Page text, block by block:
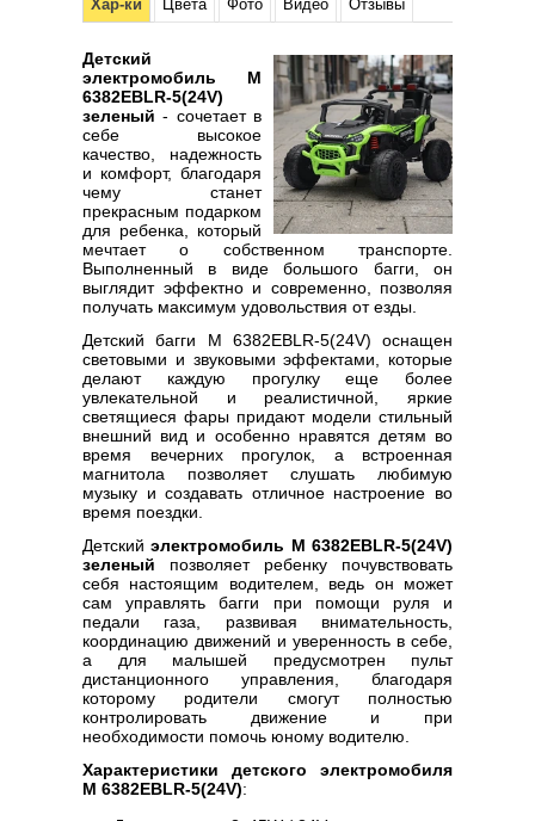
Хар-ки Цвета Фото Видео Отзывы
Детский
электромобиль M
6382EBLR-5(24V)
зеленый - сочетает в
себе высокое
качество, надежность
и комфорт, благодаря
чему станет
прекрасным подарком
для ребенка, который
мечтает о собственном транспорте.
Выполненный в виде большого багги, он
выглядит эффектно и современно, позволяя
получать максимум удовольствия от езды.
Детский багги M 6382EBLR-5(24V) оснащен
световыми и звуковыми эффектами, которые
делают каждую прогулку еще более
увлекательной и реалистичной, яркие
светящиеся фары придают модели стильный
внешний вид и особенно нравятся детям во
время вечерних прогулок, а встроенная
магнитола позволяет слушать любимую
музыку и создавать отличное настроение во
время поездки.
Детскийэлектромобиль M 6382EBLR-5(24V)
зеленый позволяет ребенку почувствовать
себя настоящим водителем, ведь он может
сам управлять багги при помощи руля и
педали газа, развивая внимательность,
координацию движений и уверенность в себе,
а для малышей предусмотрен пульт
дистанционного управления, благодаря
которому родители смогут полностью
контролировать движение и при
необходимости помочь юному водителю.
Характеристики детского электромобиля
M 6382EBLR-5(24V):